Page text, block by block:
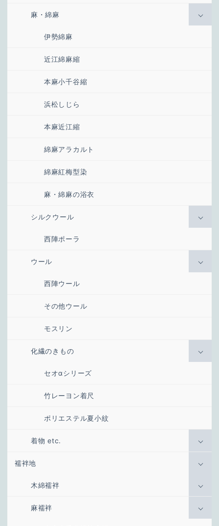
麻・綿麻
伊勢綿麻
近江綿麻縮
本麻小千谷縮
浜松しじら
本麻近江縮
綿麻アラカルト
綿麻紅梅型染
麻・綿麻の浴衣
シルクウール
西陣ポーラ
ウール
西陣ウール
その他ウール
モスリン
化繊のきもの
セオαシリーズ
竹レーヨン着尺
ポリエステル夏小紋
着物 etc.
襦袢地
木綿襦袢
麻襦袢